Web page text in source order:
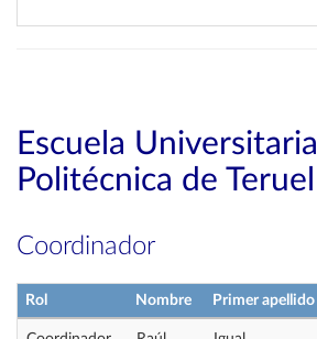
Escuela Universitaria
Politécnica de Teruel
Coordinador
Rol Nombre Primer apellido